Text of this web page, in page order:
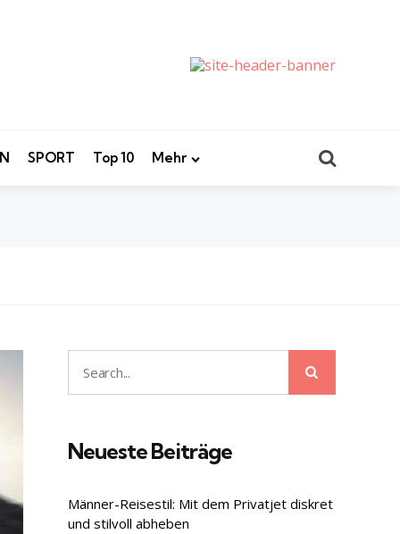
SPORT Top 10 Mehr
Search
for:
Neueste Beiträge
Männer-Reisestil: Mit dem Privatjet diskret
und stilvoll abheben